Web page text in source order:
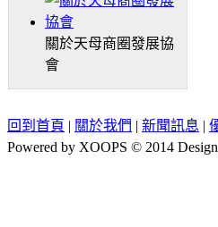
關於天母商圈發展協
會
回到首頁 | 關於我們 | 新聞訊息 |
Powered by XOOPS © 2014